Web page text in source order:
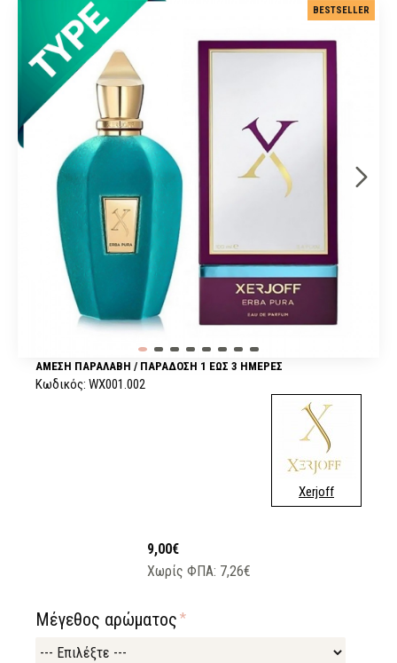
BESTSELLER
9,00€
Χωρίς ΦΠΑ: 7,26€
ΆΜΕΣΗ ΠΑΡΑΛΑΒΉ / ΠΑΡΆΔOΣΗ 1 ΈΩΣ 3 ΗΜΈΡΕΣ
Κωδικός: WX001.002
Xerjoff
Μέγεθος αρώματος